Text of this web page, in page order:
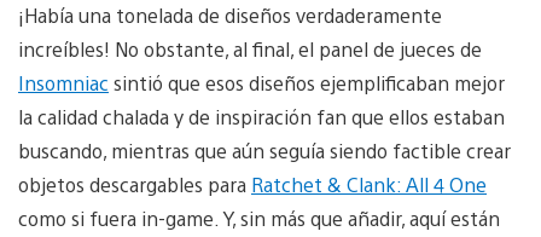
¡Había una tonelada de diseños verdaderamente
increíbles! No obstante, al final, el panel de jueces de
Insomniac sintió que esos diseños ejemplificaban mejor
la calidad chalada y de inspiración fan que ellos estaban
buscando, mientras que aún seguía siendo factible crear
objetos descargables para Ratchet & Clank: All 4 One
como si fuera in-game. Y, sin más que añadir, aquí están